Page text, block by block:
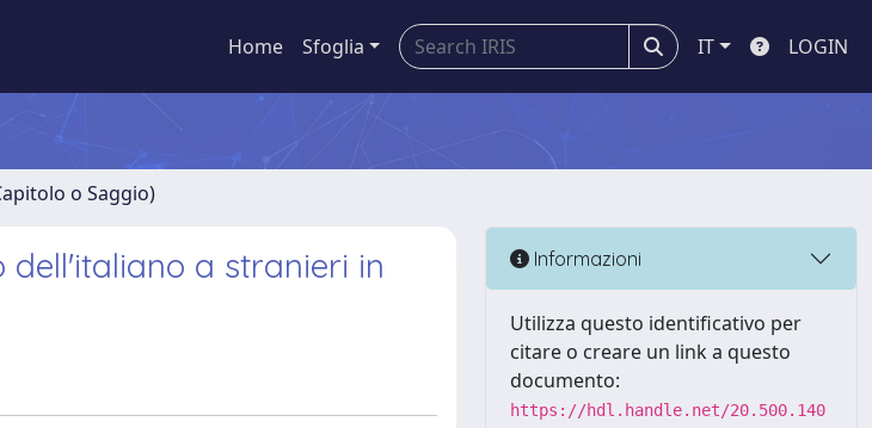
Home Sfoglia IT LOGIN
o Saggio)
dell'italiano a stranieri in
Informazioni
Utilizza questo identificativo per
citare o creare un link a questo
documento:
https://hdl.handle.net/20.500.140